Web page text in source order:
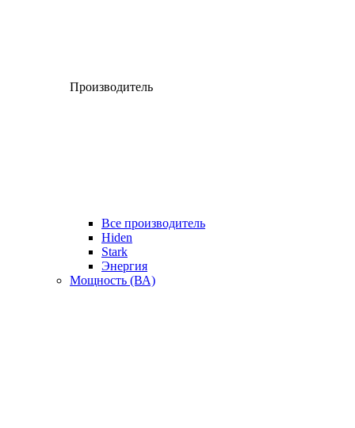
Производитель
Все производитель
Hiden
Stark
Энергия
Мощность (ВА)